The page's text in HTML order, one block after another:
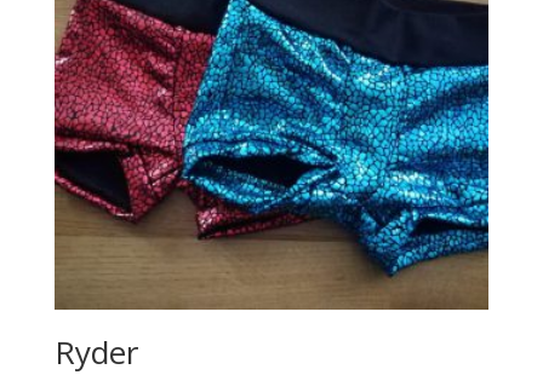
Ryder